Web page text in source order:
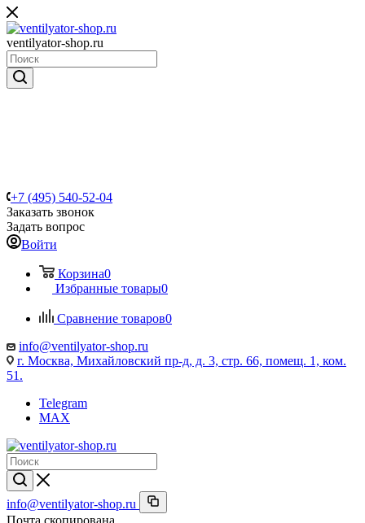
ventilyator-shop.ru
+7 (495) 540-52-04
Заказать звонок
Задать вопрос
Войти
Корзина0
Избранные товары0
Сравнение товаров0
info@ventilyator-shop.ru
г. Москва, Михайловский пр-д, д. 3, cтр. 66, помещ. 1, ком.
51.
Telegram
MAX
info@ventilyator-shop.ru
Почта скопирована